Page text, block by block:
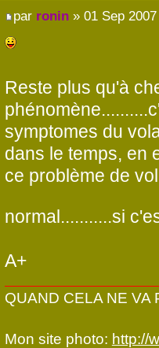
par ronin» 01 Sep 2007
Reste plus qu'à
symptomes du
dans le temps, en
ce problème de
normal...........si
A+
QUAND CELA NE VA
Mon site photo: http://